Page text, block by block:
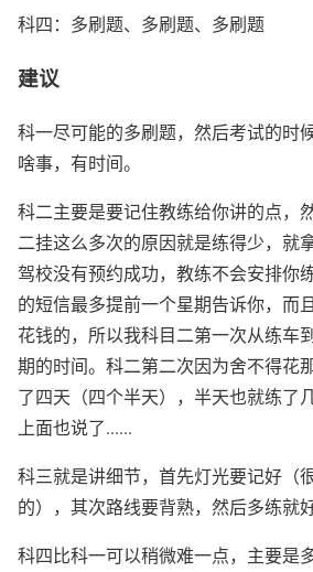
科四：多刷题、多刷题、多刷题
建议
科一尽可能的多刷题，然后考试的时
啥事，有时间。
科二主要是要记住教练给你讲的点，
二挂这么多次的原因就是练得少，就
驾校没有预约成功，教练不会安排你
的短信最多提前一个星期告诉你，而
花钱的，所以我科目二第一次从练车
期的时间。科二第二次因为舍不得花
了四天（四个半天），半天也就练了
上面也说了......
科三就是讲细节，首先灯光要记好（
的），其次路线要背熟，然后多练就好
科四比科一可以稍微难一点，主要是